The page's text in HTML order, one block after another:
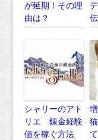
が延期！その理
由は？
シャリーのアト
リエ 錬金経験
値を稼ぐ方法